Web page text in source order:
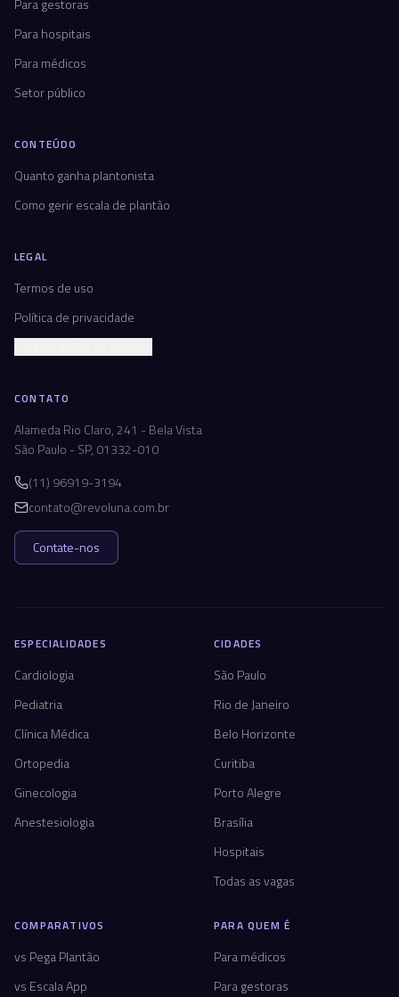
Para gestoras
Para hospitais
Para médicos
Setor público
CONTEÚDO
Quanto ganha plantonista
Como gerir escala de plantão
LEGAL
Termos de uso
Política de privacidade
CONTATO
Alameda Rio Claro, 241 - Bela Vista
São Paulo - SP, 01332-010
(11) 96919-3194
contato@revoluna.com.br
Contate-nos
ESPECIALIDADES
Cardiologia
Pediatria
Clínica Médica
Ortopedia
Ginecologia
Anestesiologia
CIDADES
São Paulo
Rio de Janeiro
Belo Horizonte
Curitiba
Porto Alegre
Brasília
Hospitais
Todas as vagas
COMPARATIVOS
vs Pega Plantão
vs Escala App
PARA QUEM É
Para médicos
Para gestoras